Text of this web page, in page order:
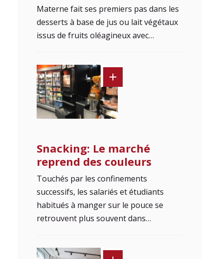
Materne fait ses premiers pas dans les
desserts à base de jus ou lait végétaux
issus de fruits oléagineux avec…
Snacking: Le marché
reprend des couleurs
Touchés par les confinements
successifs, les salariés et étudiants
habitués à manger sur le pouce se
retrouvent plus souvent dans…